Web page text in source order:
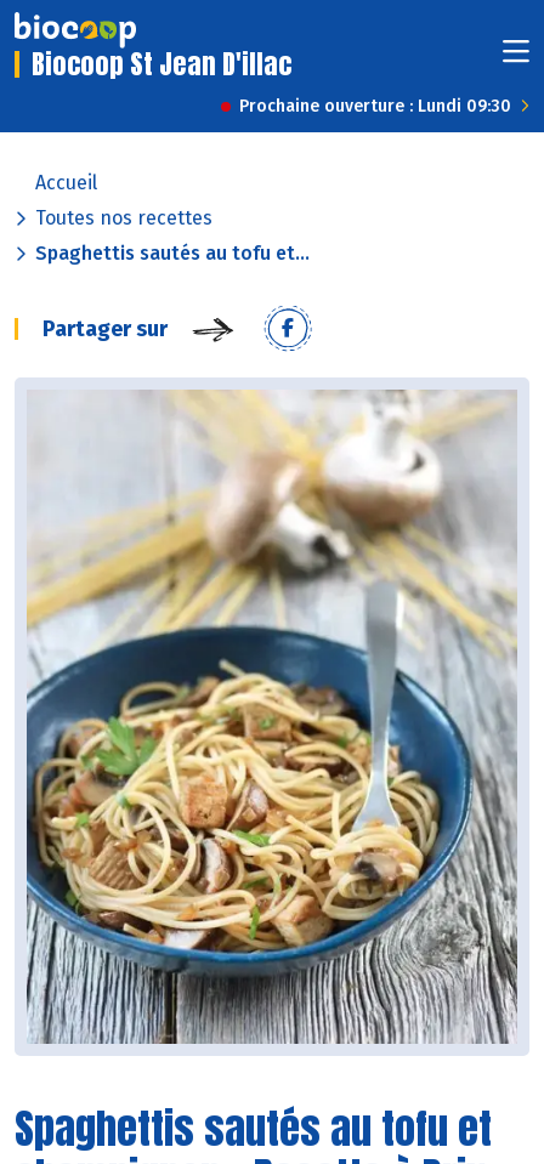
Biocoop St Jean D'illac
Prochaine ouverture : Lundi 09:30
Accueil
Toutes nos recettes
Spaghettis sautés au tofu et...
Partager sur
Spaghettis sautés au tofu et